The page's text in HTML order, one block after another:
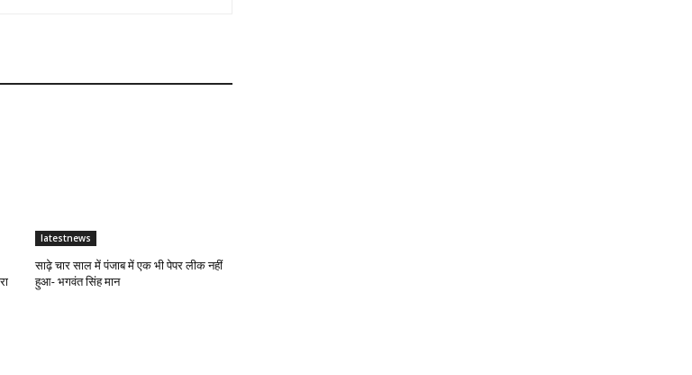
latestnews
साढ़े चार साल में पंजाब में एक भी पेपर लीक नहीं
हुआ- भगवंत सिंह मान